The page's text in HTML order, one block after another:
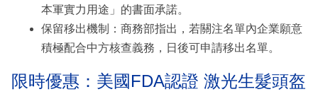
本軍實力用途」的書面承諾。
保留移出機制：商務部指出，若關注名單內企業願意
積極配合中方核查義務，日後可申請移出名單。
限時優惠：美國FDA認證 激光生髮頭盔